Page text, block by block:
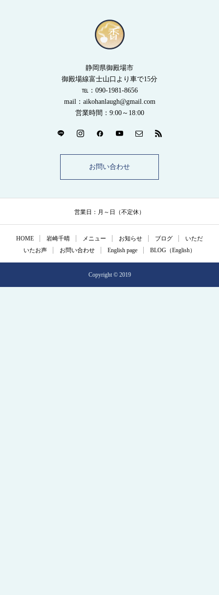
静岡県御殿場市
御殿場線富士山口より車で15分
℡：090-1981-8656
mail：aikohanlaugh@gmail.com
営業時間：9:00～18:00
お問い合わせ
営業日：月～日（不定休）
HOME 岩崎千晴 メニュー お知らせ ブログ
いただ
いたお声
お問い合わせ English page BLOG（English）
Copyright © 2019